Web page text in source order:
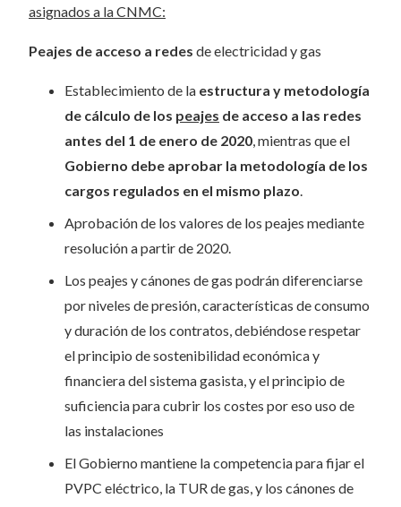
asignados a la CNMC:
Peajes de acceso a redes de electricidad y gas
Establecimiento de la estructura y metodología
de cálculo de los peajes de acceso a las redes
antes del 1 de enero de 2020, mientras que el
Gobierno debe aprobar la metodología de los
cargos regulados en el mismo plazo.
Aprobación de los valores de los peajes mediante
resolución a partir de 2020.
Los peajes y cánones de gas podrán diferenciarse
por niveles de presión, características de consumo
y duración de los contratos, debiéndose respetar
el principio de sostenibilidad económica y
financiera del sistema gasista, y el principio de
suficiencia para cubrir los costes por eso uso de
las instalaciones
El Gobierno mantiene la competencia para fijar el
PVPC eléctrico, la TUR de gas, y los cánones de